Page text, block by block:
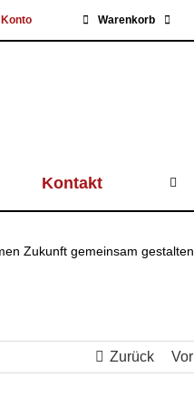
Konto Warenkorb
Kontakt
Zukunft gemeinsam gestalten
Zurück Vor